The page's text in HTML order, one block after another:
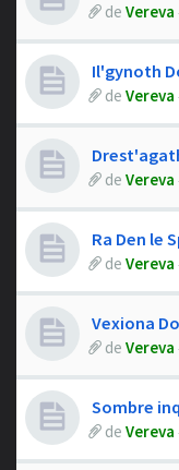
de Vereva
Il'gynoth
de Vereva
de Vereva
Ra Den le
de Vereva
Vexiona
de Vereva
Sombre
de Vereva